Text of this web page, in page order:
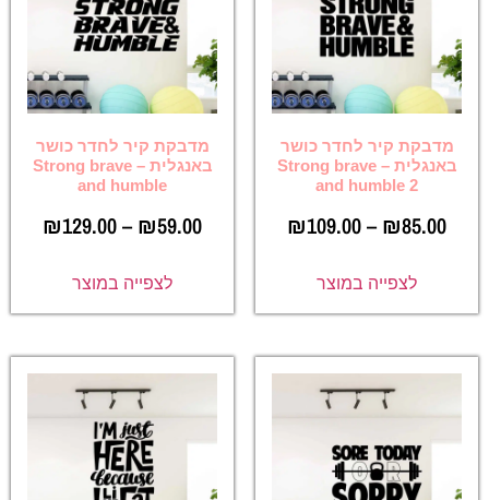
מדבקת קיר לחדר כושר
באנגלית – Strong brave
and humble 2
₪85.00
–
₪109.00
לצפייה במוצר
מדבקת קיר לחדר כושר
באנגלית – Strong brave
and humble
₪59.00
–
₪129.00
לצפייה במוצר